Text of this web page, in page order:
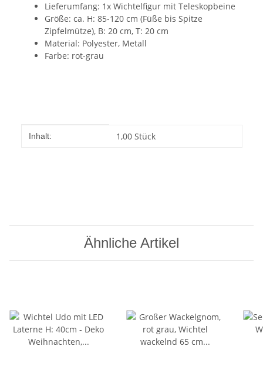
Lieferumfang: 1x Wichtelfigur mit Teleskopbeine
Größe: ca. H: 85-120 cm (Füße bis Spitze
Zipfelmütze), B: 20 cm, T: 20 cm
Material: Polyester, Metall
Farbe: rot-grau
Produkteigenschaft
Wert
Inhalt: 1,00 Stück
Ähnliche Artikel